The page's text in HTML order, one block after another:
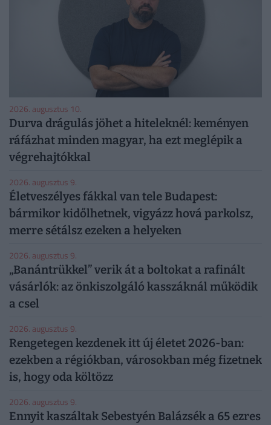
2026. augusztus 10.
Durva drágulás jöhet a hiteleknél: keményen
ráfázhat minden magyar, ha ezt meglépik a
végrehajtókkal
2026. augusztus 9.
Életveszélyes fákkal van tele Budapest:
bármikor kidőlhetnek, vigyázz hová parkolsz,
merre sétálsz ezeken a helyeken
2026. augusztus 9.
„Banántrükkel” verik át a boltokat a rafinált
vásárlók: az önkiszolgáló kasszáknál működik
a csel
2026. augusztus 9.
Rengetegen kezdenek itt új életet 2026-ban:
ezekben a régiókban, városokban még fizetnek
is, hogy oda költözz
2026. augusztus 9.
Ennyit kaszáltak Sebestyén Balázsék a 65 ezres